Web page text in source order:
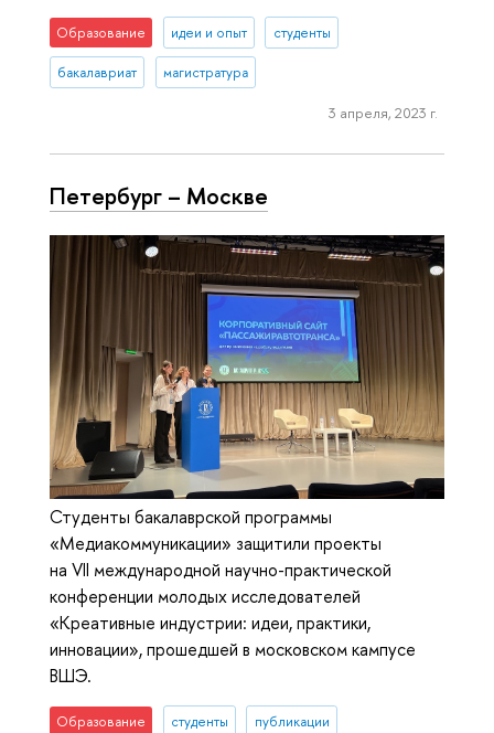
Образование идеи и опыт студенты
бакалавриат магистратура
3 апреля, 2023 г.
Петербург – Москве
Студенты бакалаврской программы
«Медиакоммуникации» защитили проекты
на VII международной научно-практической
конференции молодых исследователей
«Креативные индустрии: идеи, практики,
инновации», прошедшей в московском кампусе
ВШЭ.
Образование студенты публикации